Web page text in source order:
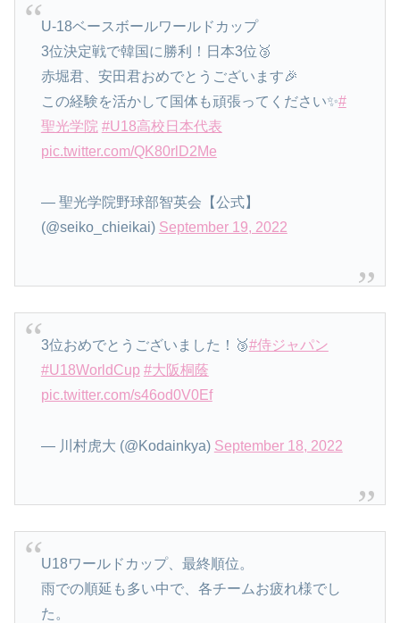
U-18ベースボールワールドカップ
3位決定戦で韓国に勝利！日本3位🥉
赤堀君、安田君おめでとうございます🎉
この経験を活かして国体も頑張ってください✨#
聖光学院 #U18高校日本代表
pic.twitter.com/QK80rlD2Me
— 聖光学院野球部智英会【公式】
(@seiko_chieikai) September 19, 2022
3位おめでとうございました！🥉#侍ジャパン
#U18WorldCup #大阪桐蔭
pic.twitter.com/s46od0V0Ef
— 川村虎大 (@Kodainkya) September 18, 2022
U18ワールドカップ、最終順位。
雨での順延も多い中で、各チームお疲れ様でし
た。